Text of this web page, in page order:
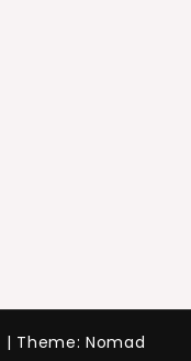
| Theme: Nomad